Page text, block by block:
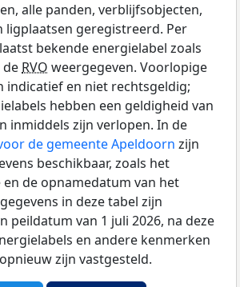
alle panden, verblijfsobjecten,
ligplaatsen geregistreerd. Per
bekende energielabel zoals
RVO weergegeven. Voorlopige
indicatief en niet rechtsgeldig;
hebben een geldigheid van
inmiddels zijn verlopen. In de
de gemeente Apeldoorn zijn
beschikbaar, zoals het
de opnamedatum van het
in deze tabel zijn
peildatum van 1 juli 2026, na deze
en andere kenmerken
zijn vastgesteld.